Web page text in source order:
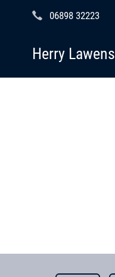
06898 32223
Herry Lawens